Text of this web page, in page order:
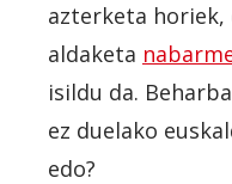
azterketa
aldaketa
isildu da.
ez duelako
edo?